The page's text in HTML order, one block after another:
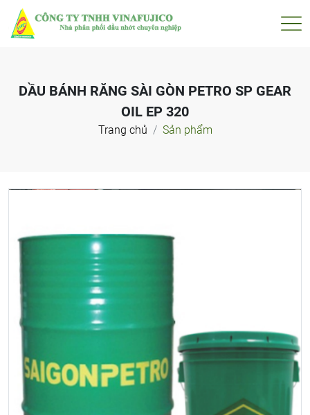
DẦU BÁNH RĂNG SÀI GÒN PETRO SP GEAR
OIL EP 320
Trang chủ Sản phẩm